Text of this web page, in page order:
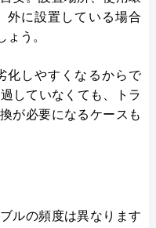
外に設置している場合
う。
化しやすくなるからで
していなくても、トラ
が必要になるケースも
ルの頻度は異なります